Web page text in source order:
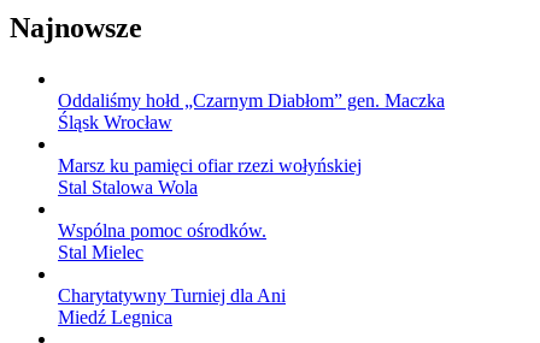
Najnowsze
Oddaliśmy hołd „Czarnym Diabłom” gen. Maczka
Śląsk Wrocław
Marsz ku pamięci ofiar rzezi wołyńskiej
Stal Stalowa Wola
Wspólna pomoc ośrodków.
Stal Mielec
Charytatywny Turniej dla Ani
Miedź Legnica